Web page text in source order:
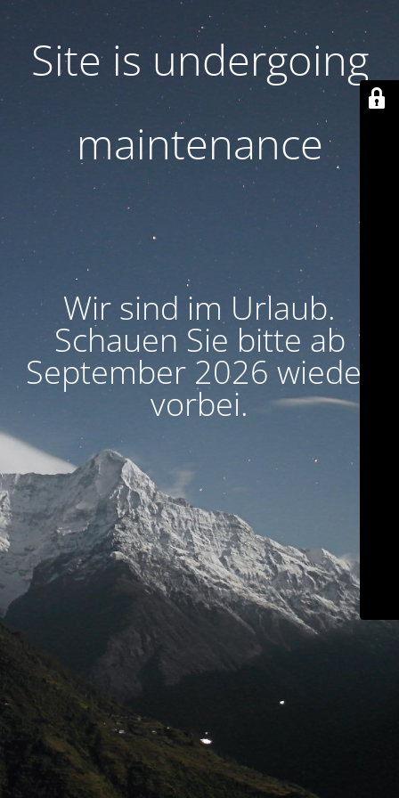
Site is undergoing
maintenance
Wir sind im Urlaub.
Schauen Sie bitte ab
September 2026 wieder
vorbei.